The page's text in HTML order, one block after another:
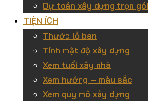
Dự toán xây dựng trọn gói
TIỆN ÍCH
Thước lỗ ban
Tính mật độ xây dựng
Xem tuổi xây nhà
Xem hướng – màu sắc
Xem quy mô xây dựng